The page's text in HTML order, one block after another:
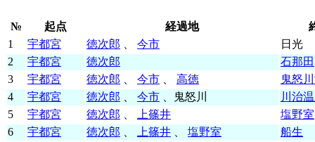
№ 起点 経過地
1
宇都宮 徳次郎 今市
日光
2
宇都宮 徳次郎
石那田
3
宇都宮 徳次郎 今市 高徳
鬼怒
4
宇都宮 徳次郎 今市 、鬼怒川
川治
5
宇都宮 徳次郎 上篠井
塩野室
6
宇都宮 徳次郎 上篠井 塩野室
船生